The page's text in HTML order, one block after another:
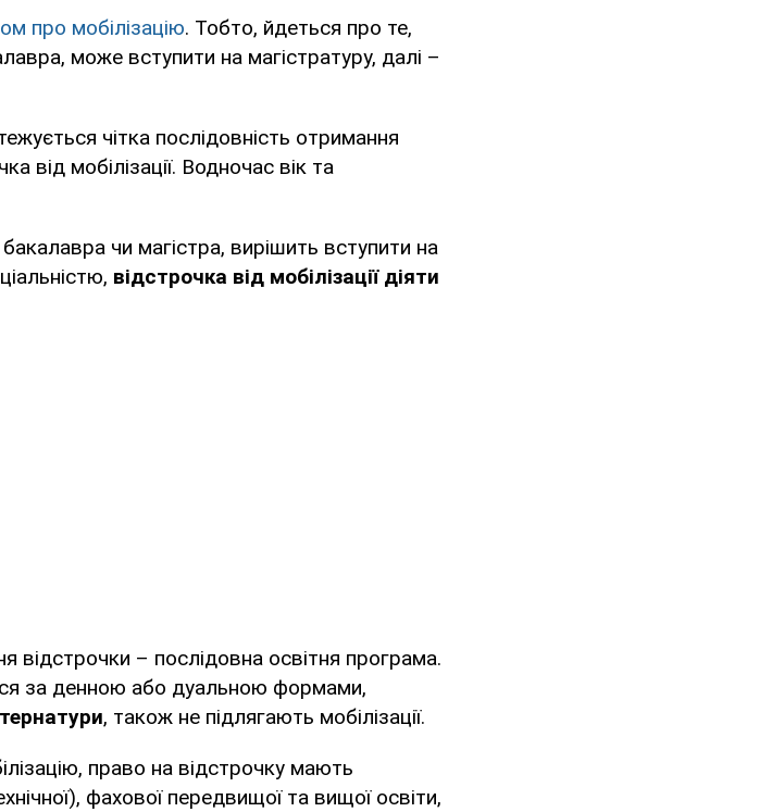
про мобілізацію. Тобто, йдеться про те,
може вступити на магістратуру, далі –
чітка послідовність отримання
від мобілізації. Водночас вік та
чи магістра, вирішить вступити на
відстрочка від мобілізації діяти
– послідовна освітня програма.
за денною або дуальною формами,
, також не підлягають мобілізації.
право на відстрочку мають
фахової передвищої та вищої освіти,